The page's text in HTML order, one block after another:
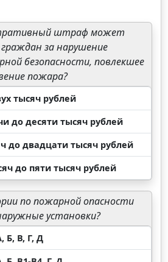
штраф может
за нарушение
безопасности, повлекшее
пожара?
тысяч рублей
до десяти тысяч рублей
до двадцати тысяч рублей
до пяти тысяч рублей
по пожарной опасности
установки?
Б, В, Г, Д